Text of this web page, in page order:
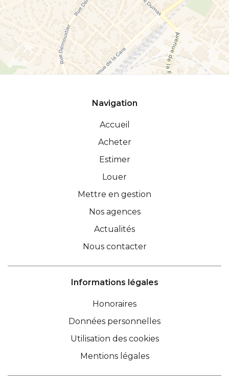
Navigation
Accueil
Acheter
Estimer
Louer
Mettre en gestion
Nos agences
Actualités
Nous contacter
Informations légales
Honoraires
Données personnelles
Utilisation des cookies
Mentions légales